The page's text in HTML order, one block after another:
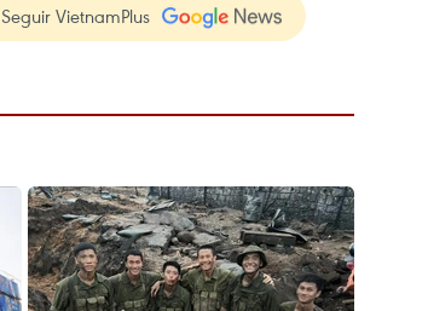
Seguir VietnamPlus